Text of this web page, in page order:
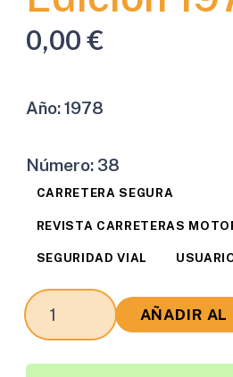
0,00€
Año:1978
Número: 38
CARRETERA SEGURA
REVISTA CARRETERAS
SEGURIDAD VIAL
Revista
Carreteras
AÑADIR AL